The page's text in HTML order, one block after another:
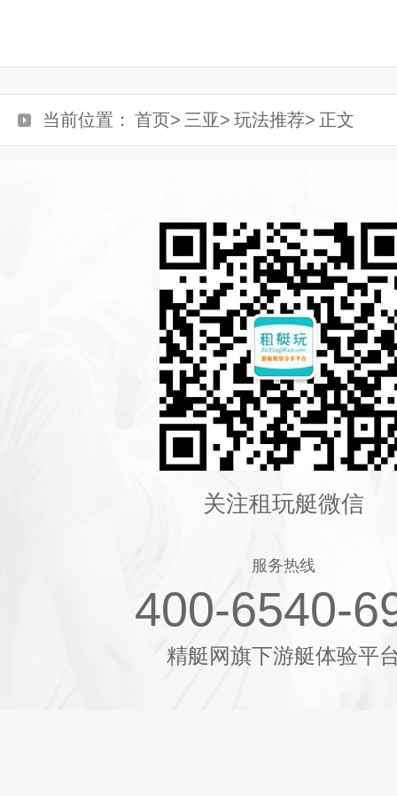
当前位置： 首页> 三亚> 玩法推荐> 正文
关注租玩艇微信
服务热线
400-6540-
精艇网旗下游艇体验平